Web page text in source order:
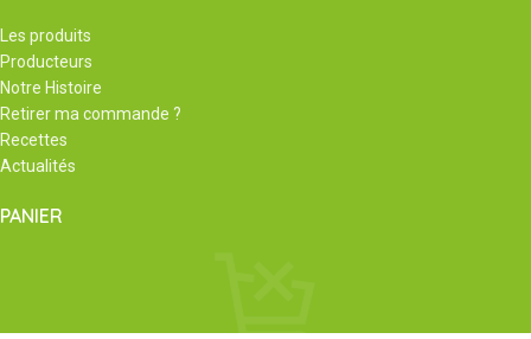
Les produits
Producteurs
Notre Histoire
Retirer ma commande ?
Recettes
Actualités
PANIER